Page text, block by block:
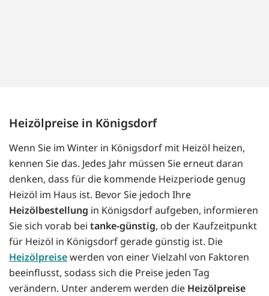
Heizölpreise in Königsdorf
Wenn Sie im Winter in Königsdorf mit Heizöl heizen,
kennen Sie das. Jedes Jahr müssen Sie erneut daran
denken, dass für die kommende Heizperiode genug
Heizöl im Haus ist. Bevor Sie jedoch Ihre
Heizölbestellung in Königsdorf aufgeben, informieren
Sie sich vorab bei tanke-günstig, ob der Kaufzeitpunkt
für Heizöl in Königsdorf gerade günstig ist. Die
Heizölpreisewerden von einer Vielzahl von Faktoren
beeinflusst, sodass sich die Preise jeden Tag
verändern. Unter anderem werden die Heizölpreise